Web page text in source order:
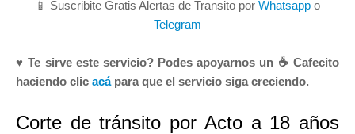
📱 Suscribite Gratis Alertas de Transito por Whatsapp o
Telegram
♥ Te sirve este servicio? Podes apoyarnos un ☕ Cafecito
haciendo clic acápara que el servicio siga creciendo.
Corte de tránsito por Acto a 18 años